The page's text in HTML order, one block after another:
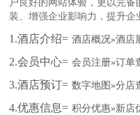
户良好的网站体验，更以完
装、增强企业影响力，提升企
1.酒店介绍= 酒店概况»酒店
2.会员中心= 会员注册»订单
3.酒店预订= 数字地图»分店
4.优惠信息= 积分优惠»新店